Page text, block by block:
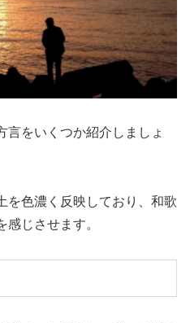
言をいくつか紹介しましょ
を色濃く反映しており、和歌
じさせます。